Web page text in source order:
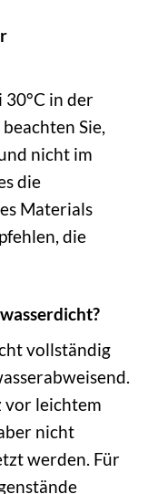
30°C in der
Sie,
nicht im
die
Materials
die
vollständig
vor leichtem
nicht
werden. Für